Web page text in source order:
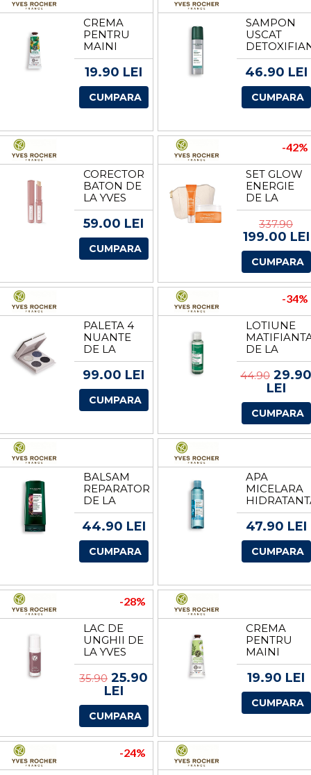
CREMA
PENTRU
MAINI
VANILIE
BOURBON
YVES
ROCHER
19.90 LEI
CUMPARA
SAMPON
USCAT
DE LA
YVES
46.90 LEI
CUMPARA
CORECTOR
BATON DE
LA YVES
ROCHER
59.00 LEI
CUMPARA
-42%
SET GLOW
ENERGIE
DE LA
YVES
ROCHER
337.90
199.00 LEI
CUMPARA
PALETA 4
NUANTE
DE LA
YVES
ROCHER
99.00 LEI
CUMPARA
-34%
LOTIUNE
DE LA
YVES
ROCHER
44.90 29.90
LEI
CUMPARA
BALSAM
REPARATOR
DE LA
YVES
ROCHER
44.90 LEI
CUMPARA
APA
MICELARA
DE LA
YVES
47.90 LEI
CUMPARA
-28%
LAC DE
UNGHII DE
LA YVES
ROCHER
35.90 25.90
LEI
CUMPARA
CREMA
PENTRU
MAINI
VERBINA &
MUSETEL
YVES
ROCHER
19.90 LEI
CUMPARA
-24%